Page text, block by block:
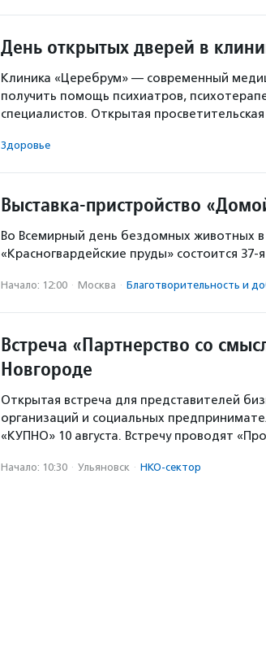
День открытых дверей в
Клиника «Церебрум» — современный
получить помощь психиатров,
специалистов. Открытая
Здоровье
Выставка-пристройство
Во Всемирный день бездомных животных в
«Красногвардейские пруды» состоится 37-
Начало: 12:00 · Москва · Благотвори­тель­ность и
Встреча «Партнерство со
Новгороде
Открытая встреча для представителей
организаций и социальных
«КУПНО» 10 августа. Встречу проводят
Начало: 10:30 · Ульяновск · НКО-сектор